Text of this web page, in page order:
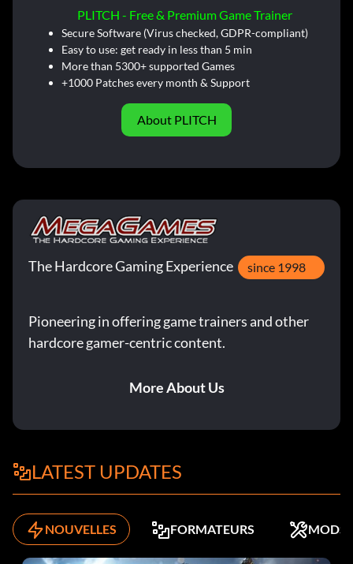
PLITCH - Free & Premium Game Trainer
Secure Software (Virus checked, GDPR-compliant)
Easy to use: get ready in less than 5 min
More than 5300+ supported Games
+1000 Patches every month & Support
About PLITCH
The Hardcore Gaming Experience since 1998
Pioneering in offering game trainers and other
hardcore gamer-centric content.
More About Us
LATEST UPDATES
NOUVELLES FORMATEURS MODS